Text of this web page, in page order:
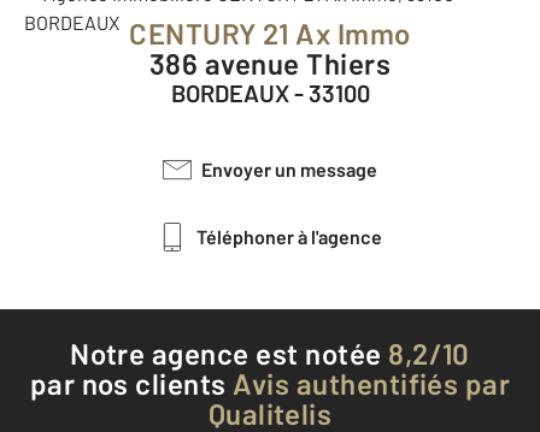
CENTURY 21 Ax Immo
386 avenue Thiers
BORDEAUX - 33100
Envoyer un message
Téléphoner à l'agence
Notre agence est notée 8,2/10
par nos clients Avis authentifiés par
Qualitelis